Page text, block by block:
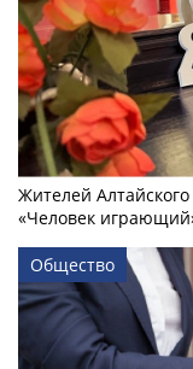
Жителей
«Человек
Общество